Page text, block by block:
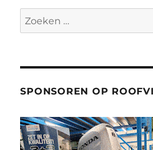
Zoeken
naar:
SPONSOREN OP